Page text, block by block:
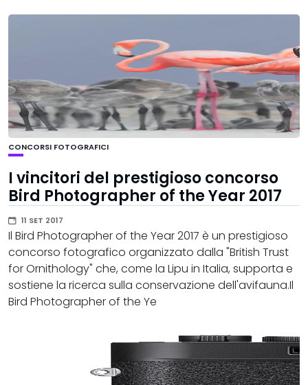
CONCORSI FOTOGRAFICI
I vincitori del prestigioso concorso
Bird Photographer of the Year 2017
11 SET 2017
Il Bird Photographer of the Year 2017 è un prestigioso
concorso fotografico organizzato dalla "British Trust
for Ornithology" che, come la Lipu in Italia, supporta e
sostiene la ricerca sulla conservazione dell'avifauna.Il
Bird Photographer of the Ye